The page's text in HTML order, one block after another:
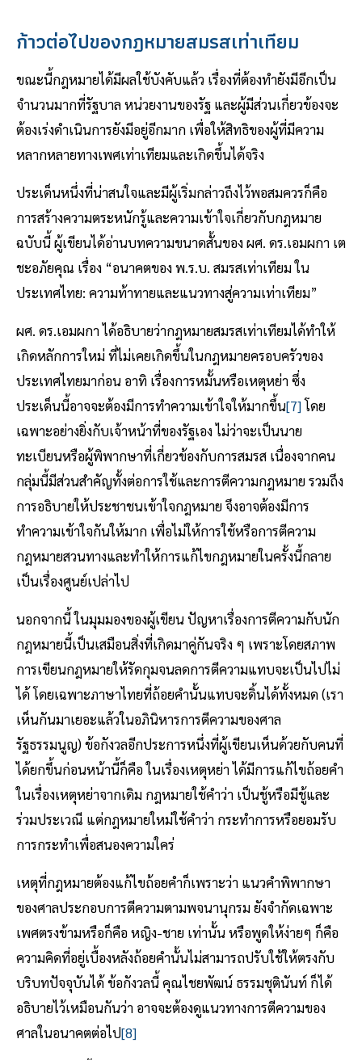
ก้าวต่อไปของกฎหมายสมรสเท่าเทียม
ขณะนี้กฎหมายได้มีผลใช้บังคับแล้ว เรื่องที่ต้องทำยังมีอีกเป็น
จำนวนมากที่รัฐบาล หน่วยงานของรัฐ และผู้มีส่วนเกี่ยวข้องจะ
ต้องเร่งดำเนินการยังมีอยู่อีกมาก เพื่อให้สิทธิของผู้ที่มีความ
หลากหลายทางเพศเท่าเทียมและเกิดขึ้นได้จริง
ประเด็นหนึ่งที่น่าสนใจและมีผู้เริ่มกล่าวถึงไว้พอสมควรก็คือ
การสร้างความตระหนักรู้และความเข้าใจเกี่ยวกับกฎหมาย
ฉบับนี้ ผู้เขียนได้อ่านบทความขนาดสั้นของ ผศ. ดร.เอมผกา เต
ชะอภัยคุณ เรื่อง “อนาคตของ พ.ร.บ. สมรสเท่าเทียม ใน
ประเทศไทย: ความท้าทายและแนวทางสู่ความเท่าเทียม”
ผศ. ดร.เอมผกา ได้อธิบายว่ากฎหมายสมรสเท่าเทียมได้ทำให้
เกิดหลักการใหม่ ที่ไม่เคยเกิดขึ้นในกฎหมายครอบครัวของ
ประเทศไทยมาก่อน อาทิ เรื่องการหมั้นหรือเหตุหย่า ซึ่ง
ประเด็นนี้อาจจะต้องมีการทำความเข้าใจให้มากขึ้น[7]โดย
เฉพาะอย่างยิ่งกับเจ้าหน้าที่ของรัฐเอง ไม่ว่าจะเป็นนาย
ทะเบียนหรือผู้พิพากษาที่เกี่ยวข้องกับการสมรส เนื่องจากคน
กลุ่มนี้มีส่วนสำคัญทั้งต่อการใช้และการตีความกฎหมาย รวมถึง
การอธิบายให้ประชาชนเข้าใจกฎหมาย จึงอาจต้องมีการ
ทำความเข้าใจกันให้มาก เพื่อไม่ให้การใช้หรือการตีความ
กฎหมายสวนทางและทำให้การแก้ไขกฎหมายในครั้งนี้กลาย
เป็นเรื่องศูนย์เปล่าไป
นอกจากนี้ ในมุมมองของผู้เขียน ปัญหาเรื่องการตีความกับนัก
กฎหมายนี้เป็นเสมือนสิ่งที่เกิดมาคู่กันจริง ๆ เพราะโดยสภาพ
การเขียนกฎหมายให้รัดกุมจนลดการตีความแทบจะเป็นไปไม่
ได้ โดยเฉพาะภาษาไทยที่ถ้อยคำนั้นแทบจะดิ้นได้ทั้งหมด (เรา
เห็นกันมาเยอะแล้วในอภินิหารการตีความของศาล
รัฐธรรมนูญ) ข้อกังวลอีกประการหนึ่งที่ผู้เขียนเห็นด้วยกับคนที่
ได้ยกขึ้นก่อนหน้านี้ก็คือ ในเรื่องเหตุหย่า ได้มีการแก้ไขถ้อยคำ
ในเรื่องเหตุหย่าจากเดิม กฎหมายใช้คำว่า เป็นชู้หรือมีชู้และ
ร่วมประเวณี แต่กฎหมายใหม่ใช้คำว่า กระทำการหรือยอมรับ
การกระทำเพื่อสนองความใคร่
เหตุที่กฎหมายต้องแก้ไขถ้อยคำก็เพราะว่า แนวคำพิพากษา
ของศาลประกอบการตีความตามพจนานุกรม ยังจำกัดเฉพาะ
เพศตรงข้ามหรือก็คือ หญิง-ชาย เท่านั้น หรือพูดให้ง่ายๆ ก็คือ
ความคิดที่อยู่เบื้องหลังถ้อยคำนั้นไม่สามารถปรับใช้ให้ตรงกับ
บริบทปัจจุบันได้ ข้อกังวลนี้ คุณไชยพัฒน์ ธรรมชุตินันท์ ก็ได้
อธิบายไว้เหมือนกันว่า อาจจะต้องดูแนวทางการตีความของ
ศาลในอนาคตต่อไป[8]